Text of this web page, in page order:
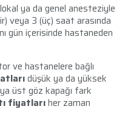
ya da genel anesteziyle
veya 3 (üç) saat arasında
gün içerisinde hastaneden
ve hastanelere bağlı
düşük ya da yüksek
üst göz kapağı fark
fiyatlarıher zaman